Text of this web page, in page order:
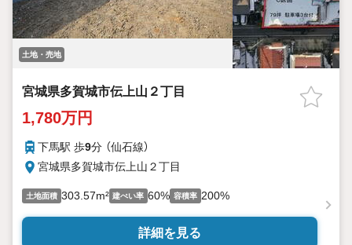
土地・売地
宮城県多賀城市伝上山２丁目
1,780万円
下馬駅 歩9分 （仙石線）
宮城県多賀城市伝上山２丁目
土地面積 303.57m² 建ぺい率 60% 容積率 200%
詳細を見る